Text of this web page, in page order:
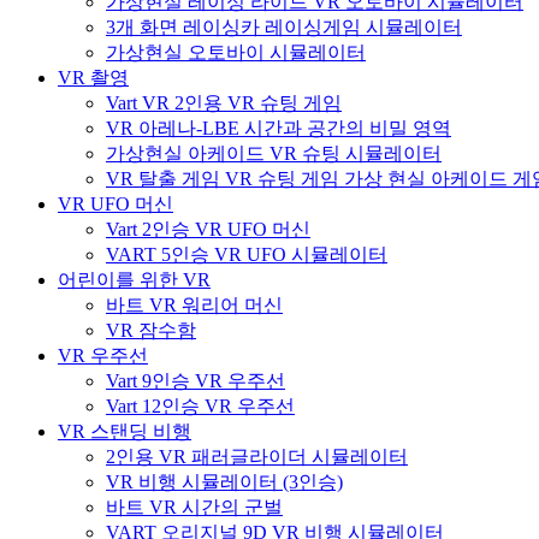
3개 화면 레이싱카 레이싱게임 시뮬레이터
가상현실 오토바이 시뮬레이터
VR 촬영
Vart VR 2인용 VR 슈팅 게임
VR 아레나-LBE 시간과 공간의 비밀 영역
가상현실 아케이드 VR 슈팅 시뮬레이터
VR 탈출 게임 VR 슈팅 게임 가상 현실 아케이드 게
VR UFO 머신
Vart 2인승 VR UFO 머신
VART 5인승 VR UFO 시뮬레이터
어린이를 위한 VR
바트 VR 워리어 머신
VR 잠수함
VR 우주선
Vart 9인승 VR 우주선
Vart 12인승 VR 우주선
VR 스탠딩 비행
2인용 VR 패러글라이더 시뮬레이터
VR 비행 시뮬레이터 (3인승)
바트 VR 시간의 군벌
VART 오리지널 9D VR 비행 시뮬레이터